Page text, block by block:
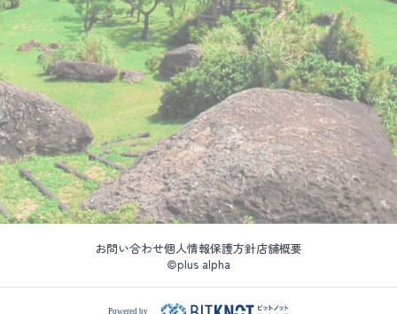
お問い合わせ個人情報保護方針店舗概要
©plus alpha